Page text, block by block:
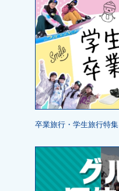
卒業旅行・学生旅行特集